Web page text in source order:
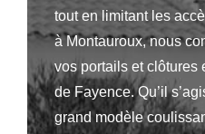
tout en limitant les
à Montauroux, nous
vos portails et clôtures
de Fayence. Qu’il
grand modèle